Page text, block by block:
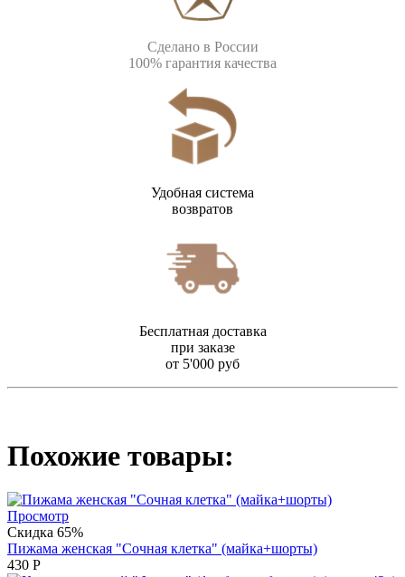
Сделано в России
100% гарантия качества
Удобная система
возвратов
Бесплатная доставка
при заказе
от 5'000 руб
Похожие товары:
Просмотр
Скидка 65%
Пижама женская "Сочная клетка" (майка+шорты)
430 Р